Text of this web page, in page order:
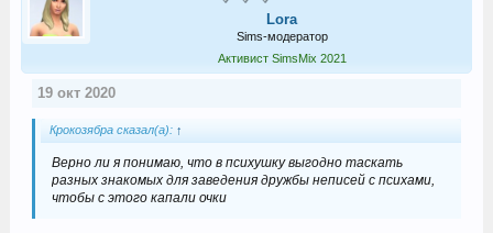
Lora
Sims-модератор
Активист SimsMix 2021
19 окт 2020
Крокозябра сказал(а): ↑
Верно ли я понимаю, что в психушку выгодно таскать
разных знакомых для заведения дружбы неписей с психами,
чтобы с этого капали очки